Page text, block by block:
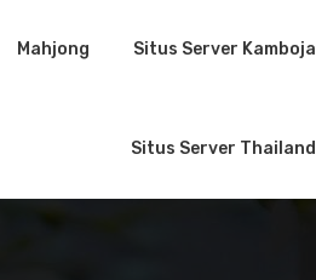
Mahjong Situs Server Kamboja
Situs Server Thailand